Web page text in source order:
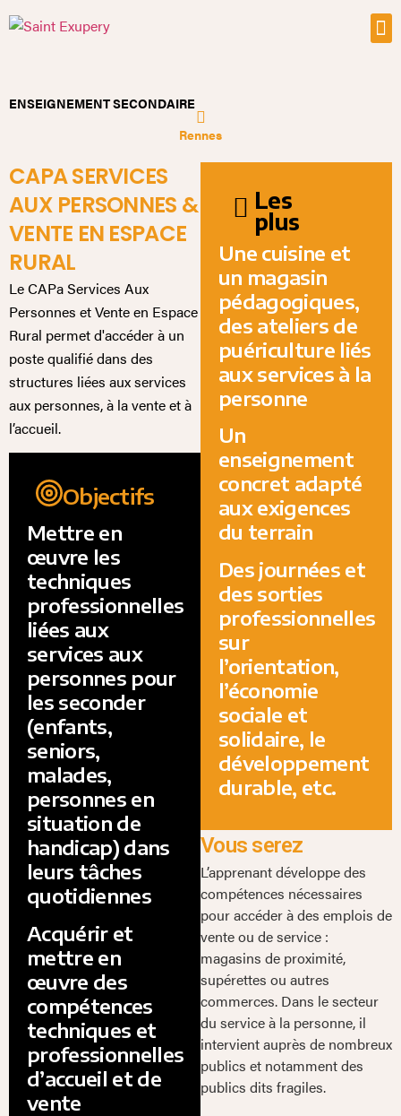
ENSEIGNEMENT SECONDAIRE
Rennes
CAPA SERVICES
AUX PERSONNES &
VENTE EN ESPACE
RURAL
Le CAPa Services Aux
Personnes et Vente en Espace
Rural permet d'accéder à un
poste qualifié dans des
structures liées aux services
aux personnes, à la vente et à
l’accueil.
Objectifs
Mettre en
œuvre les
techniques
professionnelles
liées aux
services aux
personnes pour
les seconder
(enfants,
seniors,
malades,
personnes en
situation de
handicap) dans
leurs tâches
quotidiennes
Acquérir et
mettre en
œuvre des
compétences
techniques et
professionnelles
d’accueil et de
vente
Les
plus
Une cuisine et
un magasin
pédagogiques,
des ateliers de
puériculture liés
aux services à la
personne
Un
enseignement
concret adapté
aux exigences
du terrain
Des journées et
des sorties
professionnelles
sur
l’orientation,
l’économie
sociale et
solidaire, le
développement
durable, etc.
Vous serez
L’apprenant développe des
compétences nécessaires
pour accéder à des emplois de
vente ou de service :
magasins de proximité,
supérettes ou autres
commerces. Dans le secteur
du service à la personne, il
intervient auprès de nombreux
publics et notamment des
publics dits fragiles.